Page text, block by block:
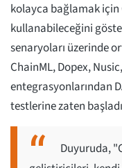
kolayca bağlamak için
kullanabileceğini
senaryoları üzerinde
ChainML, Dopex,
entegrasyonlarından
testlerine zaten
Duyuruda,